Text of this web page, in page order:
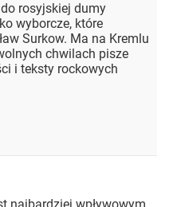
rosyjskiej dumy
wyborcze, które
Surkow. Ma na Kremlu
chwilach pisze
i teksty rockowych